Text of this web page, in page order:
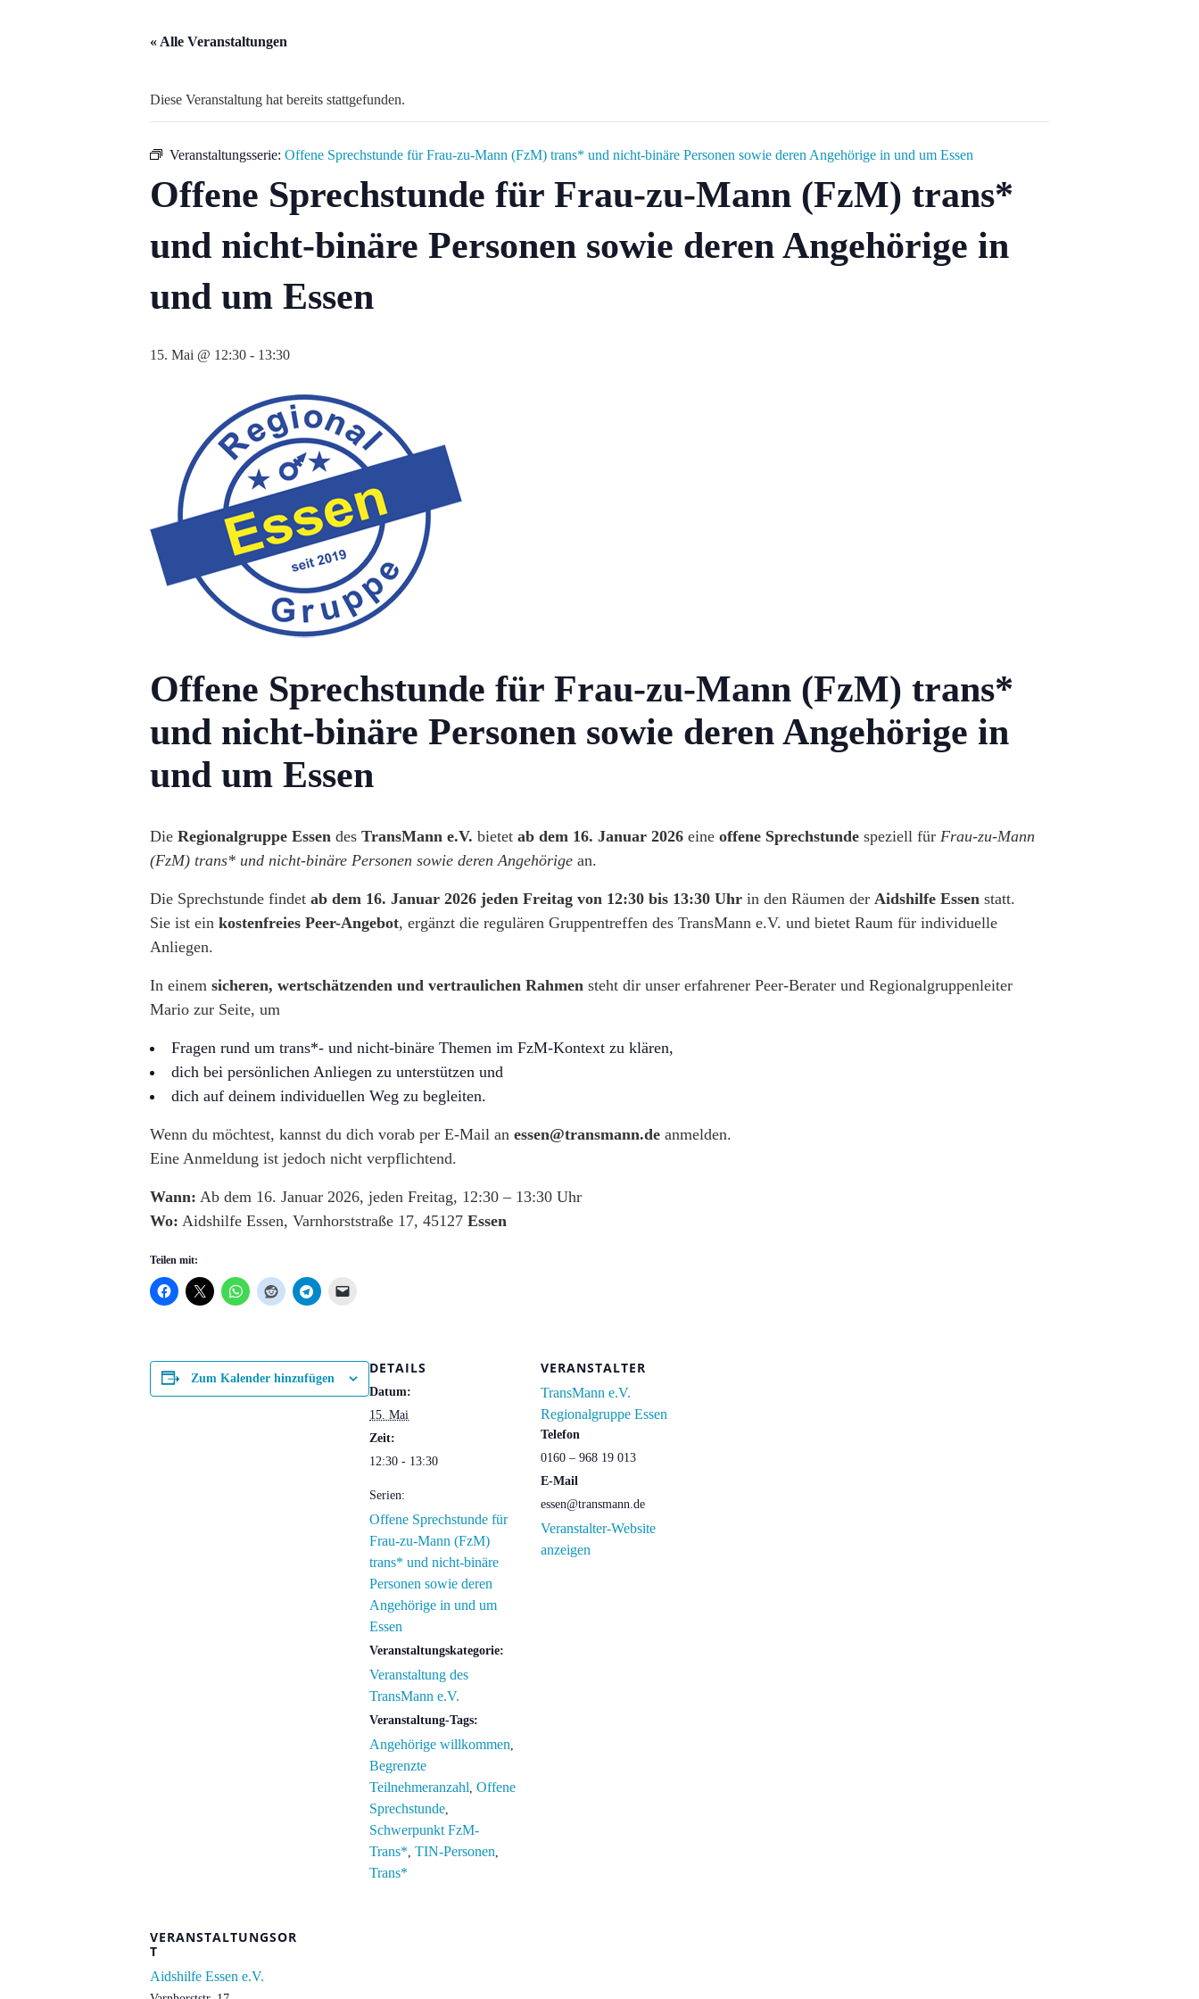
« Alle Veranstaltungen
Diese Veranstaltung hat bereits stattgefunden.
Veranstaltungsserie: Offene Sprechstunde für Frau-zu-Mann (FzM) trans* und nicht-binäre Personen sowie deren Angehörige in und um Essen
Offene Sprechstunde für Frau-zu-Mann (FzM) trans*
und nicht-binäre Personen sowie deren Angehörige in
und um Essen
15. Mai @ 12:30 - 13:30
Offene Sprechstunde für Frau-zu-Mann (FzM) trans*
und nicht-binäre Personen sowie deren Angehörige in
und um Essen
Die Regionalgruppe Essen des TransMann e.V. bietet ab dem 16. Januar 2026 eine offene Sprechstunde speziell für Frau-zu-Mann
(FzM) trans* und nicht-binäre Personen sowie deren Angehörige an.
Die Sprechstunde findet ab dem 16. Januar 2026 jeden Freitag von 12:30 bis 13:30 Uhr in den Räumen der Aidshilfe Essen statt.
Sie ist ein kostenfreies Peer-Angebot, ergänzt die regulären Gruppentreffen des TransMann e.V. und bietet Raum für individuelle
Anliegen.
In einem sicheren, wertschätzenden und vertraulichen Rahmen steht dir unser erfahrener Peer-Berater und Regionalgruppenleiter
Mario zur Seite, um
Fragen rund um trans*- und nicht-binäre Themen im FzM-Kontext zu klären,
dich bei persönlichen Anliegen zu unterstützen und
dich auf deinem individuellen Weg zu begleiten.
Wenn du möchtest, kannst du dich vorab per E-Mail an essen@transmann.de anmelden.
Eine Anmeldung ist jedoch nicht verpflichtend.
Wann: Ab dem 16. Januar 2026, jeden Freitag, 12:30 – 13:30 Uhr
Wo: Aidshilfe Essen, Varnhorststraße 17, 45127 Essen
Teilen mit:
Zum Kalender hinzufügen
DETAILS
Datum:
15. Mai
Zeit:
12:30 - 13:30
Serien:
Offene Sprechstunde für
Frau-zu-Mann (FzM)
trans* und nicht-binäre
Personen sowie deren
Angehörige in und um
Essen
Veranstaltungskategorie:
Veranstaltung des
TransMann e.V.
Veranstaltung-Tags:
Angehörige willkommen
Begrenzte
Teilnehmeranzahl Offene
Sprechstunde
Schwerpunkt FzM-
Trans* TIN-Personen
Trans*
VERANSTALTER
TransMann e.V.
Regionalgruppe Essen
Telefon
0160 – 968 19 013
E-Mail
essen@transmann.de
Veranstalter-Website
anzeigen
VERANSTALTUNGSOR
T
Aidshilfe Essen e.V.